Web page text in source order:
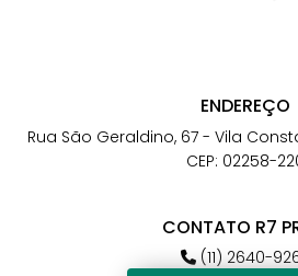
ENDEREÇO
Rua São Geraldino, 67 - Vila
CEP: 02258-
CONTATO R7
(11) 2640-